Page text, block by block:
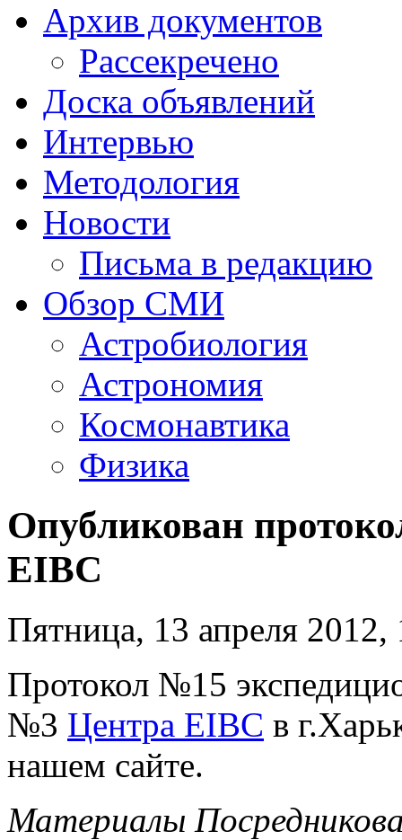
Архив документов
Рассекречено
Доска объявлений
Интервью
Методология
Новости
Письма в редакцию
Обзор СМИ
Астробиология
Астрономия
Космонавтика
Физика
Опубликован
EIBC
Пятница, 13 апреля 2012,
Протокол №15
№3 Центра EIBC в
нашем сайте.
Материалы